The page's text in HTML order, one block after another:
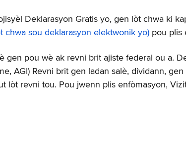
Deklarasyon Gratis yo, gen lòt chwa ki
chwa sou deklarasyon elektwonik yo) pou plis
gen pou wè ak revni brit ajiste federal ou a.
AGI) Revni brit gen ladan salè, dividann,
lòt revni tou. Pou jwenn plis enfòmasyon,